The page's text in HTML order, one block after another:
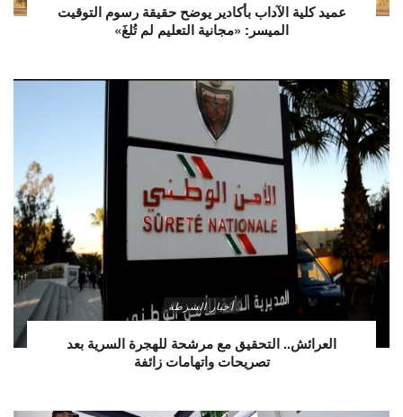
عميد كلية الآداب بأكادير يوضح حقيقة رسوم التوقيت
الميسر: «مجانية التعليم لم تُلغَ»
أخبار الشرطة
العرائش.. التحقيق مع مرشحة للهجرة السرية بعد
تصريحات واتهامات زائفة